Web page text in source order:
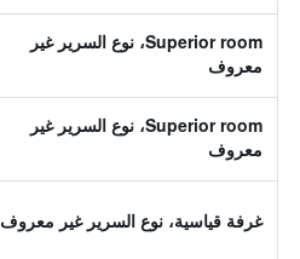
Superior room، نوع السرير غير
معروف
Superior room، نوع السرير غير
معروف
غرفة قياسية، نوع السرير غير معروف